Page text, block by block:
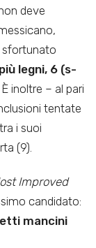
deve
sfortunato
legni, 6 (s-
. È inoltre – al pari
tentate
i suoi
(9).
Improved
candidato:
mancini